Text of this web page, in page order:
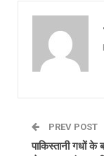
PREV POST
पाकिस्तानी गधों के